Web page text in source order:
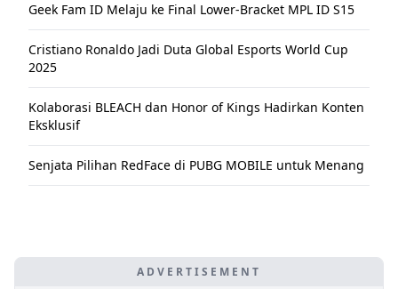
Geek Fam ID Melaju ke Final Lower-Bracket MPL ID S15
Cristiano Ronaldo Jadi Duta Global Esports World Cup
2025
Kolaborasi BLEACH dan Honor of Kings Hadirkan Konten
Eksklusif
Senjata Pilihan RedFace di PUBG MOBILE untuk Menang
ADVERTISEMENT